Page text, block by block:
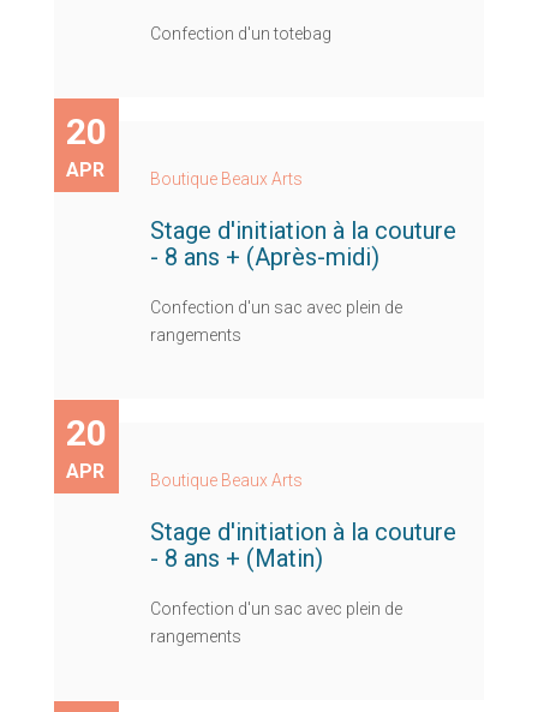
Confection d'un totebag
20
APR Boutique Beaux Arts
Stage d'initiation à la couture
- 8 ans + (Après-midi)
Confection d'un sac avec plein de
rangements
20
APR Boutique Beaux Arts
Stage d'initiation à la couture
- 8 ans + (Matin)
Confection d'un sac avec plein de
rangements